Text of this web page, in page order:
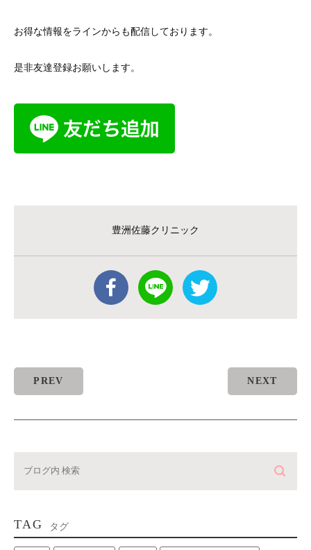
お得な情報をラインからも配信しております。
是非友達登録お願いします。
豊洲佐藤クリニック
PREV NEXT
TAG タグ